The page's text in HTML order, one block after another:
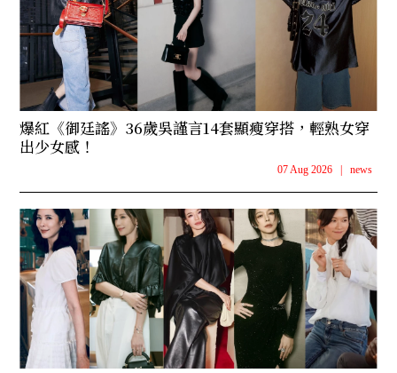
爆紅《御廷謠》36歲吳謹言14套顯瘦穿搭，輕熟女穿
出少女感！
07 Aug 2026 news